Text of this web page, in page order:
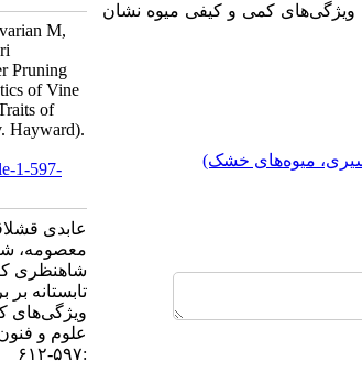
ویژگی‌های کمی و کیفی میوه نشان
میوه‌های خشک)
M,
Pruning
of Vine
of
Hayward).
1-597-
عابدی
معصومه،
شاهنظری
تابستانه
ویژگی‌های
:۵۹۷-۶۱۲